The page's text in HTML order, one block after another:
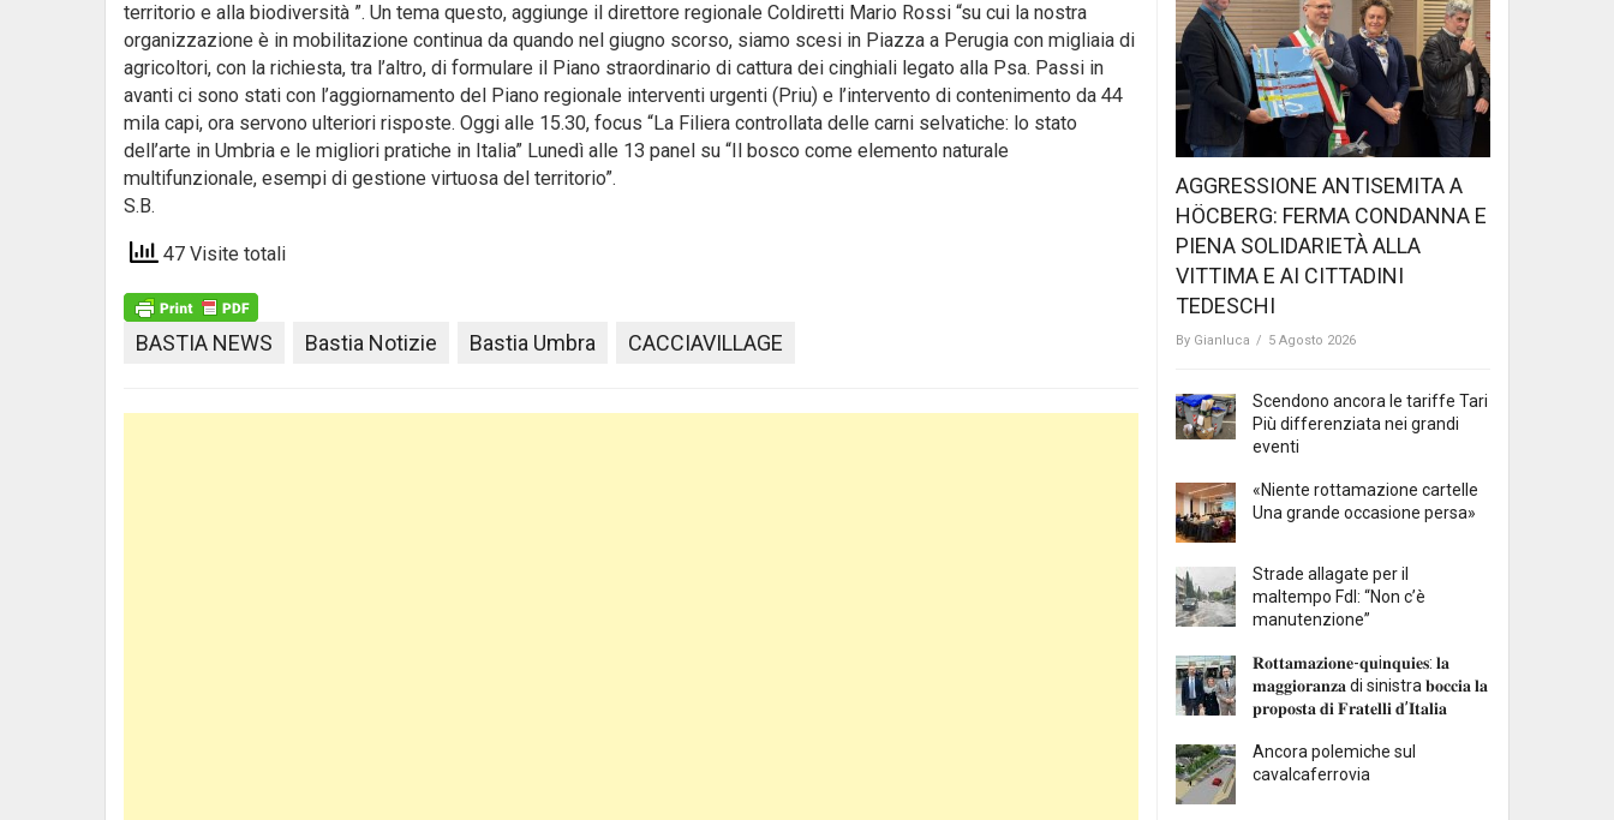
territorio e alla biodiversità ”. Un tema questo, aggiunge il direttore regionale Coldiretti Mario Rossi “su cui la nostra
organizzazione è in mobilitazione continua da quando nel giugno scorso, siamo scesi in Piazza a Perugia con migliaia di
agricoltori, con la richiesta, tra l’altro, di formulare il Piano straordinario di cattura dei cinghiali legato alla Psa. Passi in
avanti ci sono stati con l’aggiornamento del Piano regionale interventi urgenti (Priu) e l’intervento di contenimento da 44
mila capi, ora servono ulteriori risposte. Oggi alle 15.30, focus “La Filiera controllata delle carni selvatiche: lo stato
dell’arte in Umbria e le migliori pratiche in Italia” Lunedì alle 13 panel su “Il bosco come elemento naturale
multifunzionale, esempi di gestione virtuosa del territorio”.
S.B.
47 Visite totali
BASTIA NEWS Bastia Notizie Bastia Umbra CACCIAVILLAGE
AGGRESSIONE ANTISEMITA A
HÖCBERG: FERMA CONDANNA E
PIENA SOLIDARIETÀ ALLA
VITTIMA E AI CITTADINI
TEDESCHI
By Gianluca / 5 Agosto 2026
Scendono ancora le tariffe Tari
Più differenziata nei grandi
eventi
«Niente rottamazione cartelle
Una grande occasione persa»
Strade allagate per il
maltempo FdI: “Non c’è
manutenzione”
𝐑𝐨𝐭𝐭𝐚𝐦𝐚𝐳𝐢𝐨𝐧𝐞-𝐪𝐮i𝐧𝐪𝐮𝐢𝐞𝐬: 𝐥𝐚
𝐦𝐚𝐠𝐠𝐢𝐨𝐫𝐚𝐧𝐳𝐚 di sinistra 𝐛𝐨𝐜𝐜𝐢𝐚 𝐥𝐚
𝐩𝐫𝐨𝐩𝐨𝐬𝐭𝐚 𝐝𝐢 𝐅𝐫𝐚𝐭𝐞𝐥𝐥𝐢 𝐝’𝐈𝐭𝐚𝐥𝐢𝐚
Ancora polemiche sul
cavalcaferrovia